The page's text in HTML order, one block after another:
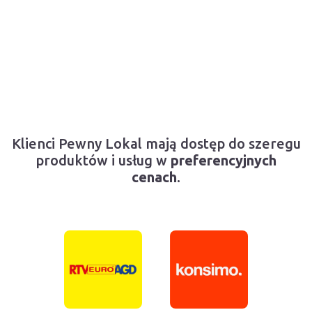
Klienci Pewny Lokal mają dostęp do szeregu
produktów i usług w preferencyjnych
cenach.